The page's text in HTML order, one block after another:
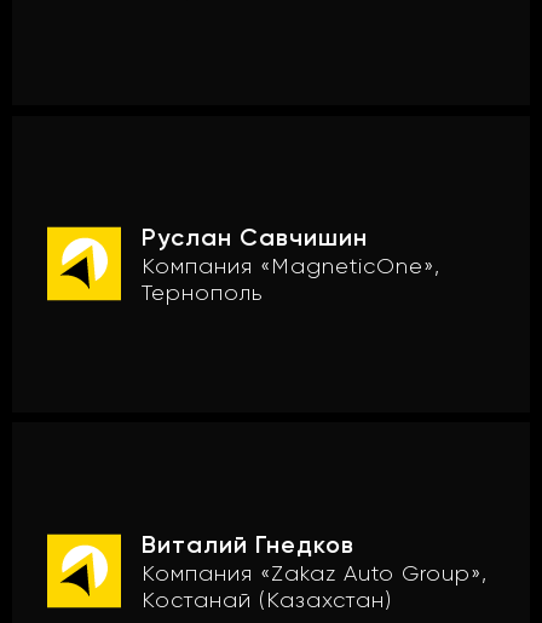
Руслан Савчишин
Компания «MagneticOne»,
Тернополь
Виталий Гнедков
Компания «Zakaz Auto Group»,
Костанай (Казахстан)